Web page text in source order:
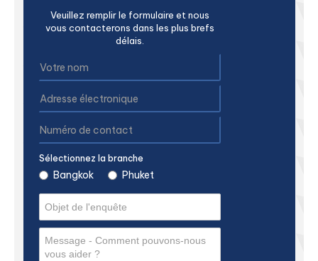
Veuillez remplir le formulaire et nous
vous contacterons dans les plus brefs
délais.
Sélectionnez la branche
Bangkok Phuket